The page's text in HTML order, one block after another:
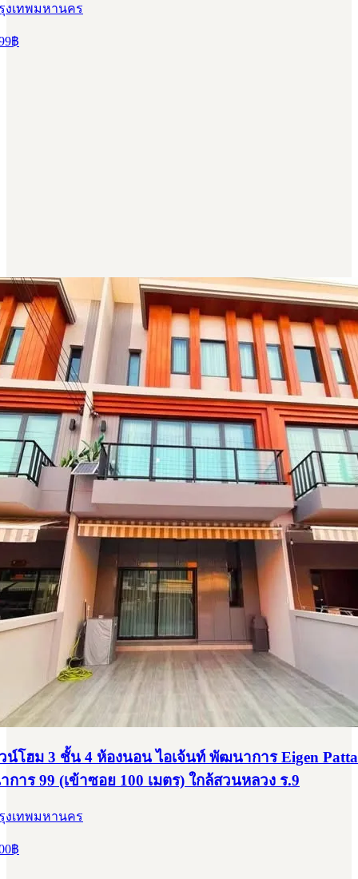
งเทพมหานคร
฿
น์โฮม 3 ชั้น 4 ห้องนอน ไอเจ้นท์ พัฒนาการ Eigen
าร 99 (เข้าซอย 100 เมตร) ใกล้สวนหลวง ร.9
งเทพมหานคร
฿